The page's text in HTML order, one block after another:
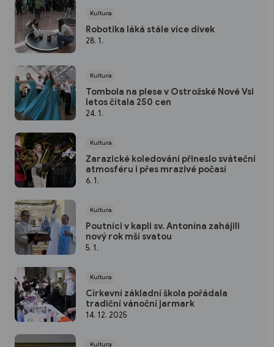
Kultura
Robotika láká stále více dívek
28. 1.
Kultura
Tombola na plese v Ostrožské Nové Vsi
letos čítala 250 cen
24. 1.
Kultura
Zarazické koledování přineslo sváteční
atmosféru i přes mrazivé počasí
6. 1.
Kultura
Poutníci v kapli sv. Antonína zahájili
nový rok mší svatou
5. 1.
Kultura
Církevní základní škola pořádala
tradiční vánoční jarmark
14. 12. 2025
Kultura